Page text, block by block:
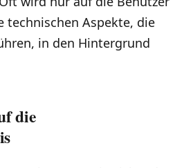
technischen Aspekte, die
in den Hintergrund
die